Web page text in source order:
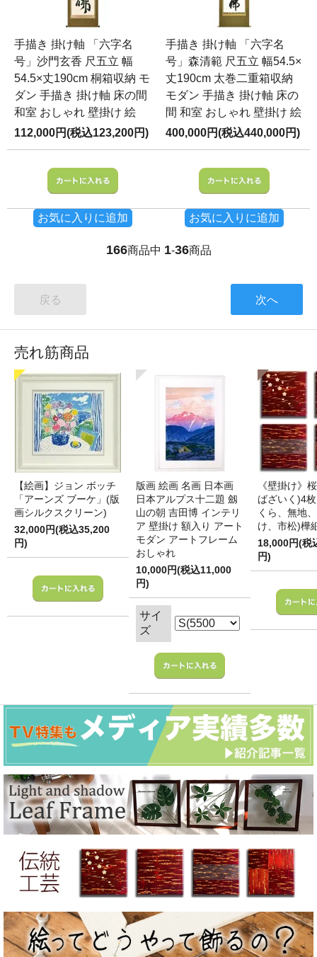
手描き 掛け軸 「六字名
号」沙門玄香 尺五立 幅
54.5×丈190cm 桐箱収納 モ
ダン 手描き 掛け軸 床の間
和室 おしゃれ 壁掛け 絵
112,000円(税込123,200円)
お気に入りに追加
手描き 掛け軸 「六字名
号」森清範 尺五立 幅54.5×
丈190cm 太巻二重箱収納
モダン 手描き 掛け軸 床の
間 和室 おしゃれ 壁掛け 絵
400,000円(税込440,000円)
お気に入りに追加
166商品中 1-36商品
戻る 次へ
売れ筋商品
【絵画】ジョン ボッチ
「アーンズ ブーケ」(版
画シルクスクリーン)
32,000円(税込35,200
円)
版画 絵画 名画 日本画
日本アルプス十二題 劔
山の朝 吉田博 インテリ
ア 壁掛け 額入り アート
モダン アートフレーム
おしゃれ
10,000円(税込11,000
円)
サイ
ズ
《壁掛け》
ばざいく)4
くら、無地
け、市松)樺
18,000円(税
円)